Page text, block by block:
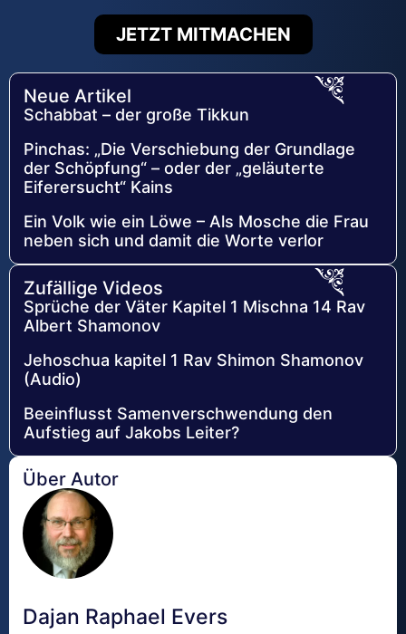
JETZT MITMACHEN
Neue Artikel
Schabbat – der große Tikkun
Pinchas: „Die Verschiebung der Grundlage
der Schöpfung“ – oder der „geläuterte
Eiferersucht“ Kains
Ein Volk wie ein Löwe – Als Mosche die Frau
neben sich und damit die Worte verlor
Zufällige Videos
Sprüche der Väter Kapitel 1 Mischna 14 Rav
Albert Shamonov
Jehoschua kapitel 1 Rav Shimon Shamonov
(Audio)
Beeinflusst Samenverschwendung den
Aufstieg auf Jakobs Leiter?
Über Autor
Dajan Raphael Evers